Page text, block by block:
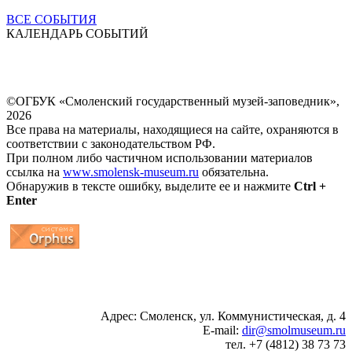
ВСЕ СОБЫТИЯ
КАЛЕНДАРЬ СОБЫТИЙ
©ОГБУК «Смоленский государственный музей-заповедник»,
2026
Все права на материалы, находящиеся на сайте, охраняются в
соответствии с законодательством РФ.
При полном либо частичном использовании материалов
ссылка на www.smolensk-museum.ru обязательна.
Обнаружив в тексте ошибку, выделите ее и нажмите Ctrl +
Enter
Адрес: Смоленск, ул. Коммунистическая, д. 4
E-mail: dir@smolmuseum.ru
тел. +7 (4812) 38 73 73